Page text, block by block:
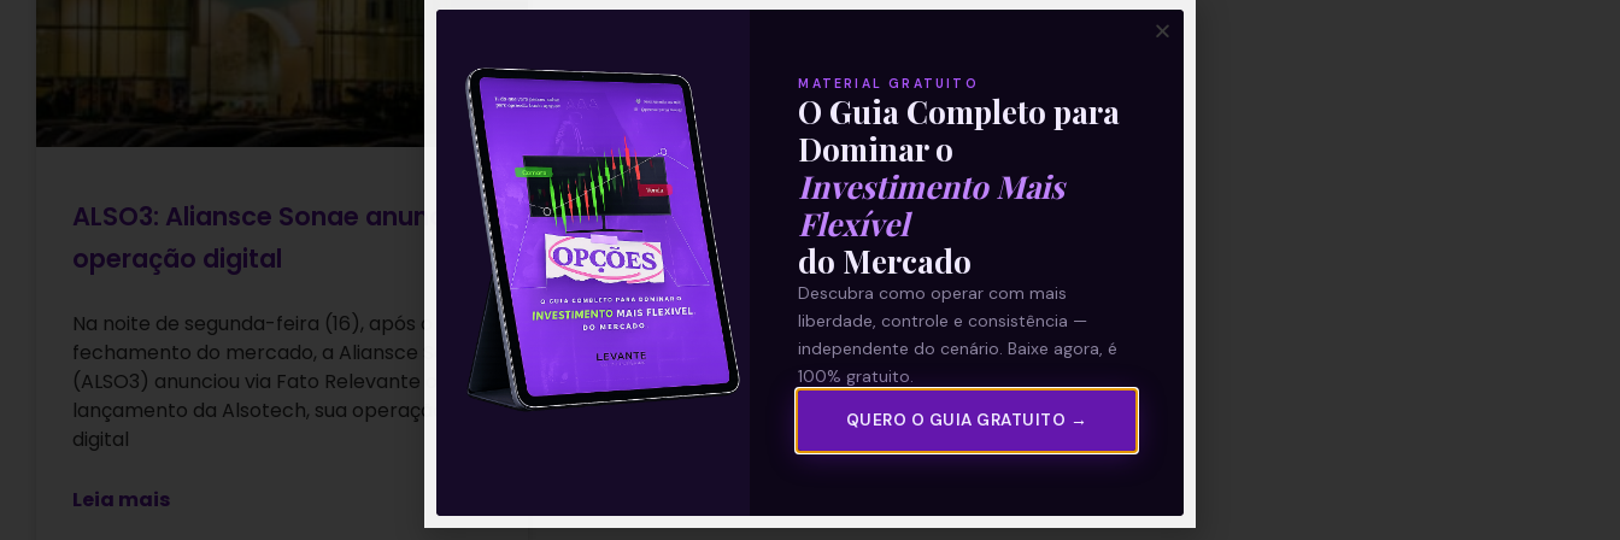
ALSO3: Aliansce Sonae anuncia
operação digital
Na noite de segunda-feira (16), após o
fechamento do mercado, a Aliansce Sonae
(ALSO3) anunciou via Fato Relevante o
lançamento da Alsotech, sua operação
digital
Leia mais
MATERIAL GRATUITO
O Guia Completo para
Dominar o
Investimento Mais
Flexível
do Mercado
Descubra como operar com mais
liberdade, controle e consistência —
independente do cenário. Baixe agora, é
100% gratuito.
QUERO O GUIA GRATUITO →